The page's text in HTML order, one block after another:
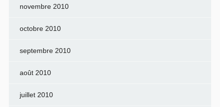
novembre 2010
octobre 2010
septembre 2010
août 2010
juillet 2010